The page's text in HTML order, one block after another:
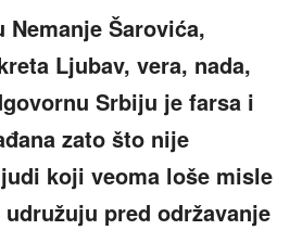
Šarovića,
Ljubav, vera, nada,
Srbiju je farsa i
zato što nije
koji veoma loše misle
pred održavanje